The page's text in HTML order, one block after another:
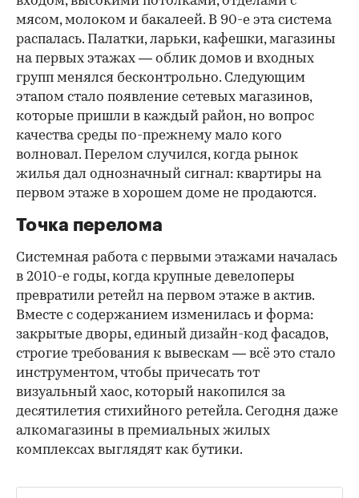
мясом, молоком и бакалеей. В 90-е эта система
распалась. Палатки, ларьки, кафешки, магазины
на первых этажах — облик домов и входных
групп менялся бесконтрольно. Следующим
этапом стало появление сетевых магазинов,
которые пришли в каждый район, но вопрос
качества среды по-прежнему мало кого
волновал. Перелом случился, когда рынок
жилья дал однозначный сигнал: квартиры на
первом этаже в хорошем доме не продаются.
Точка перелома
Системная работа с первыми этажами началась
в 2010-е годы, когда крупные девелоперы
превратили ретейл на первом этаже в актив.
Вместе с содержанием изменилась и форма:
закрытые дворы, единый дизайн-код фасадов,
строгие требования к вывескам — всё это стало
инструментом, чтобы причесать тот
визуальный хаос, который накопился за
десятилетия стихийного ретейла. Сегодня даже
алкомагазины в премиальных жилых
комплексах выглядят как бутики.